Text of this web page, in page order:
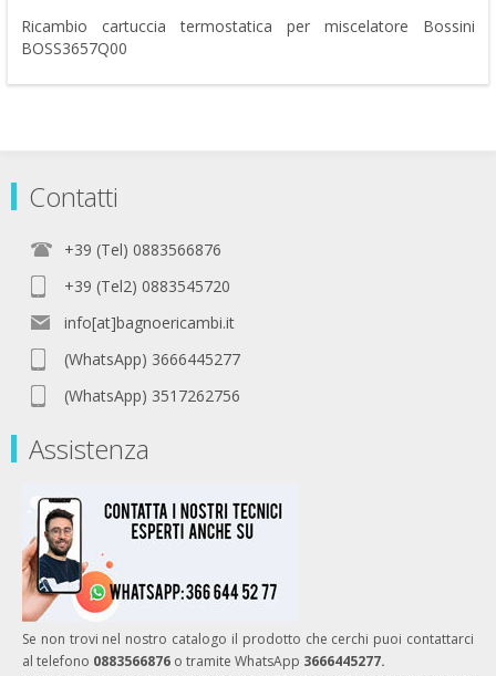
Ricambio cartuccia termostatica per miscelatore Bossini
BOSS3657Q00
Contatti
+39 (Tel) 0883566876
+39 (Tel2) 0883545720
info[at]bagnoericambi.it
(WhatsApp) 3666445277
(WhatsApp) 3517262756
Assistenza
Se non trovi nel nostro catalogo il prodotto che cerchi puoi contattarci
al telefono 0883566876 o tramite WhatsApp 3666445277.